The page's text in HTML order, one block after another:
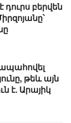
բերվեն
թեև այն
է. Արայիկ